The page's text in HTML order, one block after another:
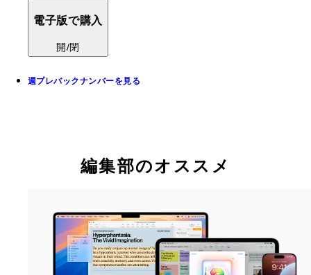
電子版で購入
開/閉
週プレバックナンバーを見る
編集部のオススメ